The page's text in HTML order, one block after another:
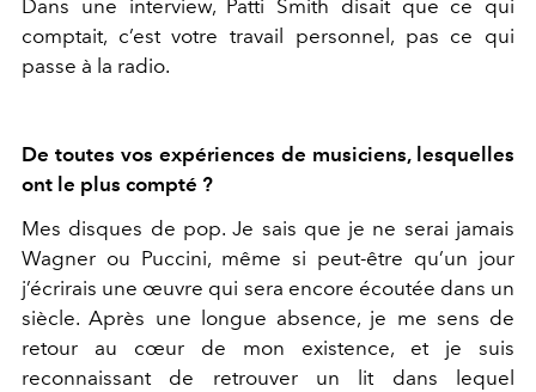
Dans une interview, Patti Smith disait que ce qui
comptait, c’est votre travail personnel, pas ce qui
passe à la radio.
De toutes vos expériences de musiciens, lesquelles
ont le plus compté ?
Mes disques de pop. Je sais que je ne serai jamais
Wagner ou Puccini, même si peut-être qu’un jour
j’écrirais une œuvre qui sera encore écoutée dans un
siècle. Après une longue absence, je me sens de
retour au cœur de mon existence, et je suis
reconnaissant de retrouver un lit dans lequel